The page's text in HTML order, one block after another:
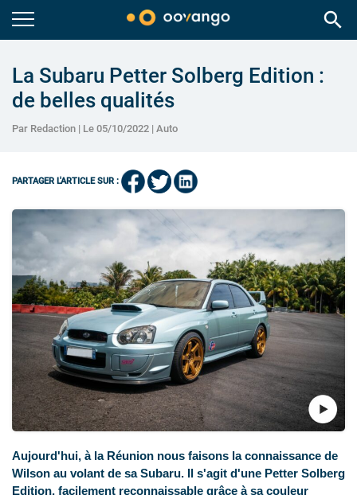
search
La Subaru Petter Solberg Edition :
de belles qualités
Par Redaction | Le 05/10/2022 | Auto
PARTAGER L'ARTICLE SUR :
Aujourd'hui, à la Réunion nous faisons la connaissance de
Wilson au volant de sa Subaru. Il s'agit d'une Petter Solberg
Edition, facilement reconnaissable grâce à sa couleur